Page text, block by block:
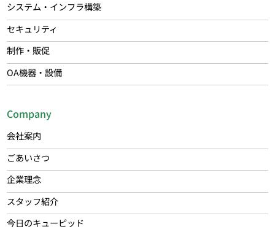
システム・インフラ構築
セキュリティ
制作・販促
OA機器・設備
Company
会社案内
ごあいさつ
企業理念
スタッフ紹介
今日のキューピッド